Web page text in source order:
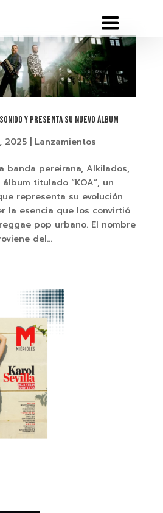
y presenta su nuevo álbum
2025| Lanzamientos
banda pereirana, Alkilados,
titulado “KOA”, un
representa su evolución
la esencia que los convirtió
pop urbano. El nombre
del...